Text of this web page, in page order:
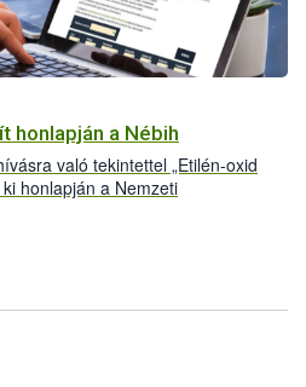
honlapján a Nébih
való tekintettel „Etilén-oxid
honlapján a Nemzeti
(Nébih). A folyamatosan
forgalomba hozott
etilén-oxiddal